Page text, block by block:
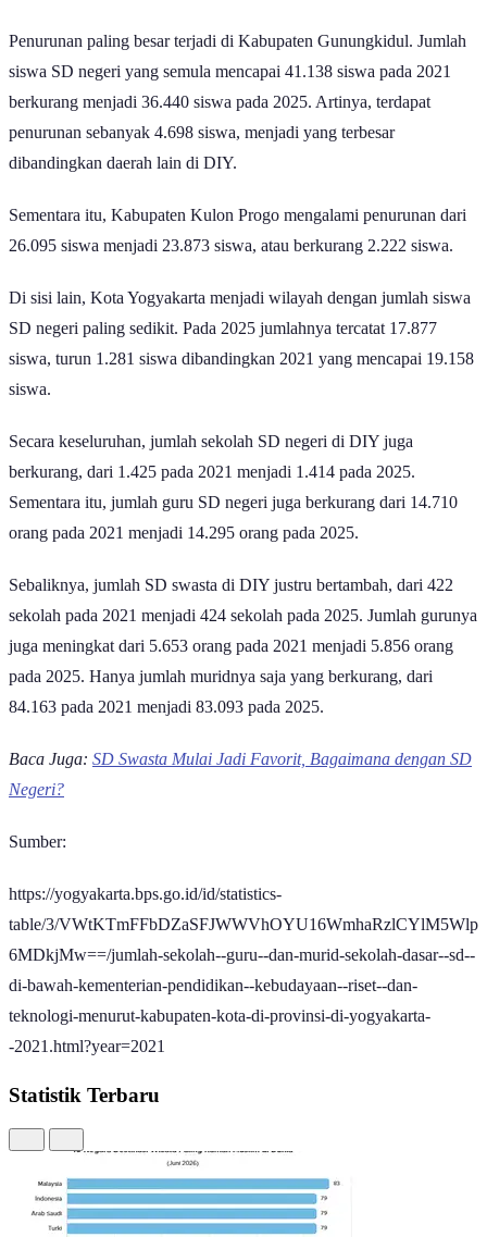
Penurunan paling besar terjadi di Kabupaten Gunungkidul. Jumlah
siswa SD negeri yang semula mencapai 41.138 siswa pada 2021
berkurang menjadi 36.440 siswa pada 2025. Artinya, terdapat
penurunan sebanyak 4.698 siswa, menjadi yang terbesar
dibandingkan daerah lain di DIY.
Sementara itu, Kabupaten Kulon Progo mengalami penurunan dari
26.095 siswa menjadi 23.873 siswa, atau berkurang 2.222 siswa.
Di sisi lain, Kota Yogyakarta menjadi wilayah dengan jumlah siswa
SD negeri paling sedikit. Pada 2025 jumlahnya tercatat 17.877
siswa, turun 1.281 siswa dibandingkan 2021 yang mencapai 19.158
siswa.
Secara keseluruhan, jumlah sekolah SD negeri di DIY juga
berkurang, dari 1.425 pada 2021 menjadi 1.414 pada 2025.
Sementara itu, jumlah guru SD negeri juga berkurang dari 14.710
orang pada 2021 menjadi 14.295 orang pada 2025.
Sebaliknya, jumlah SD swasta di DIY justru bertambah, dari 422
sekolah pada 2021 menjadi 424 sekolah pada 2025. Jumlah gurunya
juga meningkat dari 5.653 orang pada 2021 menjadi 5.856 orang
pada 2025. Hanya jumlah muridnya saja yang berkurang, dari
84.163 pada 2021 menjadi 83.093 pada 2025.
Baca Juga: SD Swasta Mulai Jadi Favorit, Bagaimana dengan SD
Negeri?
Sumber:
https://yogyakarta.bps.go.id/id/statistics-
table/3/VWtKTmFFbDZaSFJWWVhOYU16WmhaRzlCYlM5Wlp
6MDkjMw==/jumlah-sekolah--guru--dan-murid-sekolah-dasar--sd--
di-bawah-kementerian-pendidikan--kebudayaan--riset--dan-
teknologi-menurut-kabupaten-kota-di-provinsi-di-yogyakarta-
-2021.html?year=2021
Statistik Terbaru